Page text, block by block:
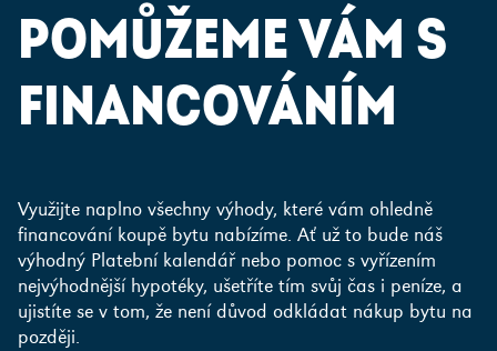
POMŮŽEME VÁM S
FINANCOVÁNÍM
Využijte naplno všechny výhody, které vám ohledně
financování koupě bytu nabízíme. Ať už to bude náš
výhodný Platební kalendář nebo pomoc s vyřízením
nejvýhodnější hypotéky, ušetříte tím svůj čas i peníze, a
ujistíte se v tom, že není důvod odkládat nákup bytu na
později.